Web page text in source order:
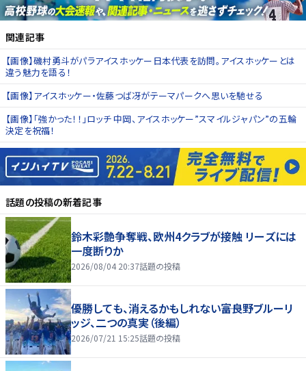
関連記事
【画像】磯村勇斗がパラアイスホッケー日本代表を訪問。アイスホッケーとは
違う魅力を語る！
【画像】アイスホッケー・佐藤つば冴がテーマパークへ思いを馳せる
【画像】「強かった！！」ロッチ 中岡、アイスホッケー”スマイルジャパン”の五輪
決定を祝福！
話題の投稿の新着記事
鈴木彩艶争奪戦、欧州4クラブが接触 リーズには
一度断りか
2026/08/04 20:37話題の投稿
優勝しても、消えるかもしれない――富良野ブルーリ
ッジ、二つの真実（後編）
2026/07/21 15:25話題の投稿